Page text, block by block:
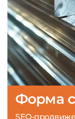
Форма
SEO-